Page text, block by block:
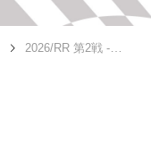
2026/RR 第2戦 -大会報告-